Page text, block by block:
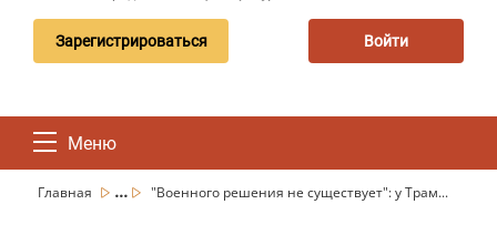
Зарегистрироваться Войти
Меню
Главная ... "Военного решения не существует": у Трам...